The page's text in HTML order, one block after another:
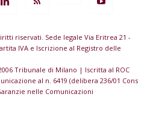
riservati. Sede legale Via Eritrea 21 -
IVA e Iscrizione al Registro delle
Tribunale di Milano | Iscritta al ROC
al n. 6419 (delibera 236/01 Cons
nelle Comunicazioni